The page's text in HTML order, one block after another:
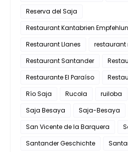
Reserva del Saja
Restaurant Kantabrien
Restaurant Llanes
Restaurant Santander
Restaurante El Paraíso
Río Saja
Rucola ruiloba
Saja Besaya
Saja-Besaya
San Vicente de la Barquera
Santander Geschichte